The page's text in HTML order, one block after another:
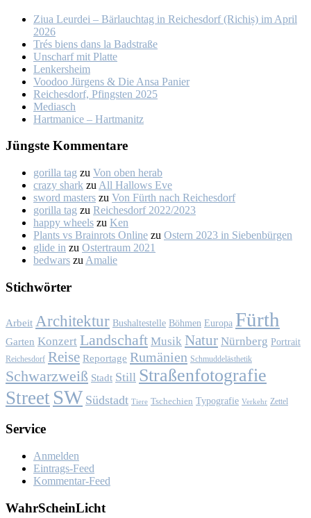
Ziua Leur­dei – Bär­lauch­tag in Rei­ches­dorf (Ri­chiș) im April
2026
Trés biens dans la Bad­stra­ße
Un­scharf mit Plat­te
Len­kers­heim
Voo­doo Jür­gens & Die An­sa Pa­nier
Rei­ches­dorf, Pfings­ten 2025
Me­dia­sch
Hart­ma­nice – Hart­ma­nitz
Jüngs­te Kom­men­ta­re
gorilla tag zu Von oben her­ab
crazy shark zu All Hal­lows Eve
sword masters zu Von Fürth nach Rei­ches­dorf
gorilla tag zu Rei­ches­dorf 2022/2023
happy wheels zu Ken
Plants vs Brainrots Online zu Os­tern 2023 in Sie­ben­bür­gen
glide in zu Os­ter­traum 2021
bedwars zu Ama­lie
Stich­wör­ter
Arbeit Architektur Bushaltestelle Böhmen Europa Fürth
Garten Konzert Landschaft Musik Natur Nürnberg Portrait
Reichesdorf Reise Reportage Rumänien Schmuddelästhetik
Schwarzweiß Stadt Still Straßenfotografie
Street SW Südstadt Tiere Tschechien Typografie Verkehr Zettel
Ser­vice
Anmelden
Eintrags-Feed
Kommentar-Feed
Wahr­Schein­Licht